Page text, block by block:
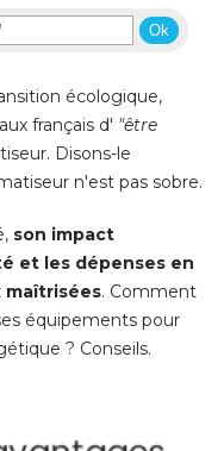
Ok
écologique,
français d' "être
Disons-le
n'est pas sobre.
son impact
et les dépenses en
maîtrisées. Comment
équipements pour
? Conseils.